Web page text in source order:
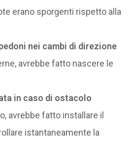
erano sporgenti rispetto alla
nei cambi di direzione
avrebbe fatto nascere le
in caso di ostacolo
avrebbe fatto installare il
istantaneamente la